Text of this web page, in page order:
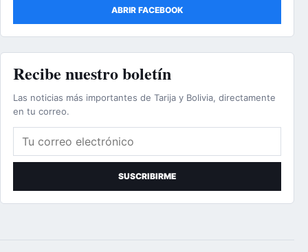
ABRIR FACEBOOK
Recibe nuestro boletín
Las noticias más importantes de Tarija y Bolivia, directamente
en tu correo.
Correo electrónico
SUSCRIBIRME